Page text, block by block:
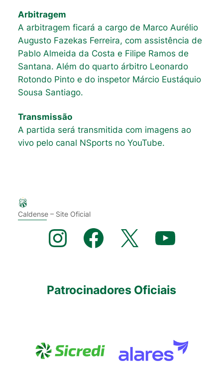
Arbitragem
A arbitragem ficará a cargo de Marco Aurélio
Augusto Fazekas Ferreira, com assistência de
Pablo Almeida da Costa e Filipe Ramos de
Santana. Além do quarto árbitro Leonardo
Rotondo Pinto e do inspetor Márcio Eustáquio
Sousa Santiago.
Transmissão
A partida será transmitida com imagens ao
vivo pelo canal NSports no YouTube.
Caldense – Site Oficial
Instagram Facebook X YouTube
Patrocinadores Oficiais